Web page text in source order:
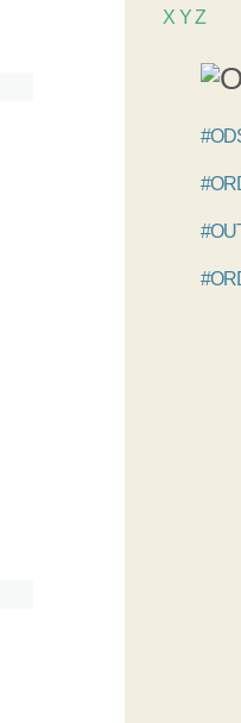
X YZ